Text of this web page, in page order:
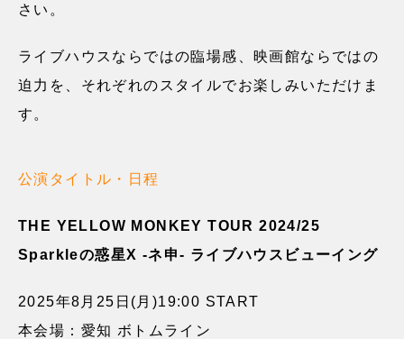
さい。
ライブハウスならではの臨場感、映画館ならではの
迫力を、それぞれのスタイルでお楽しみいただけま
す。
公演タイトル・日程
THE YELLOW MONKEY TOUR 2024/25
Sparkleの惑星X -ネ申- ライブハウスビューイング
2025年8月25日(月)19:00 START
本会場：愛知 ボトムライン